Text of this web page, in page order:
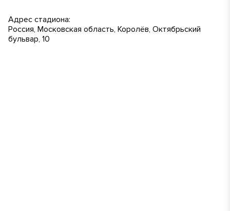
Адрес стадиона:
Россия, Московская область, Королёв, Октябрьский
бульвар, 10